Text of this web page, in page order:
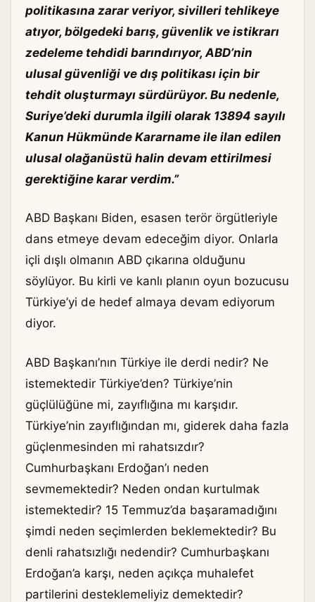
politikasına zarar veriyor, sivilleri tehlikeye
atıyor, bölgedeki barış, güvenlik ve istikrarı
zedeleme tehdidi barındırıyor, ABD’nin
ulusal güvenliği ve dış politikası için bir
tehdit oluşturmayı sürdürüyor. Bu nedenle,
Suriye’deki durumla ilgili olarak 13894 sayılı
Kanun Hükmünde Kararname ile ilan edilen
ulusal olağanüstü halin devam ettirilmesi
gerektiğine karar verdim.”
ABD Başkanı Biden, esasen terör örgütleriyle
dans etmeye devam edeceğim diyor. Onlarla
içli dışlı olmanın ABD çıkarına olduğunu
söylüyor. Bu kirli ve kanlı planın oyun bozucusu
Türkiye’yi de hedef almaya devam ediyorum
diyor.
ABD Başkanı’nın Türkiye ile derdi nedir? Ne
istemektedir Türkiye’den? Türkiye’nin
güçlülüğüne mi, zayıflığına mı karşıdır.
Türkiye’nin zayıflığından mı, giderek daha fazla
güçlenmesinden mi rahatsızdır?
Cumhurbaşkanı Erdoğan’ı neden
sevmemektedir? Neden ondan kurtulmak
istemektedir? 15 Temmuz’da başaramadığını
şimdi neden seçimlerden beklemektedir? Bu
denli rahatsızlığı nedendir? Cumhurbaşkanı
Erdoğan’a karşı, neden açıkça muhalefet
partilerini desteklemeliyiz demektedir?